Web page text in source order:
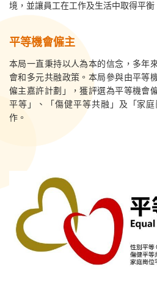
境，並讓員工在工作及生活中取得平衡
平等機會僱主
本局一直秉持以人為本的信念，多年
會和多元共融政策。本局參與由平等
僱主嘉許計劃」，獲評選為平等機會
平等」、「傷健平等共融」及「家
作。